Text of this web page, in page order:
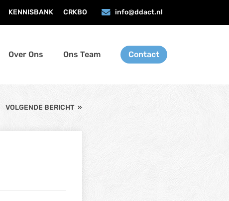
KENNISBANK CRKBO info@ddact.nl
Over Ons Ons Team Contact
VOLGENDE BERICHT »